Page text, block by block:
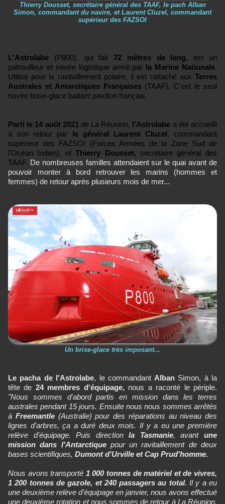
Thierry Dousset, secrétaire général des TAAF, le pach Alban
Simon, commandant du navire, et Laurent Cluzel, commandant
supérieur des FAZSOI
L'Astrolabe (P800), qui fait 72 mètres de long, est un
patrouilleur et navire logistique armépar la Marine Nationale.
Utilisé pour le ravitaillement polaire, il est rattaché aux Terres
Australes et Antarctiques Françaises(TAAF). C'est le seul
navire brise-glace battant pavillon français.
Parti le 14 août 2021de La Réunion, l'Astrolabe a été accueilli
à son retour par le général Laurent Cluzel, commandant
supérieur des FAZSOI (Forces Armées de la Zone Sud de
l'Océan Indien), etThierry Dousset, secrétaire général des
TAAF. De nombreuses familles attendaient sur le quai avant de
pouvoir monter à bord retrouver les marins (hommes et
femmes) de retour après plusieurs mois de mer...
Un brise-glace très imposant...
Le pacha de l'Astrolabe, le commandant AlbanSimon, à la
tête de 24 membres d'équipage, nous a raconté le périple.
"Nous sommes d'abord partis en mission dans les terres
australes pendant 15 jours. Ensuite nous nous sommes arrêtés
à Freemantle (Australie) pour des réparations au niveau des
lignes d'arbres, ça a duré deux mois. Il y a eu une première
relève d'équipage. Puis directionla Tasmanie, avantune
mission dans l'Antarctiquepour un ravitaillement de deux
bases scientifiques, Dumont d'Urville et Cap Prud'homme.
Nous avons transporté 1 000 tonnes de matériel et de vivres,
1 200 tonnes de gazole, et 240 passagers au total. Il y a eu
une deuxième relève d'équipage en janvier, nous avons effectué
une deuxième rotation et nous sommes de retour à La Réunion,